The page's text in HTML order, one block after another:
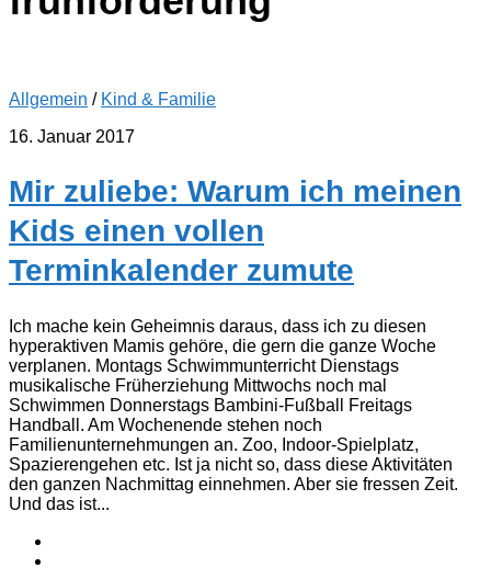
Allgemein / Kind & Familie
16. Januar 2017
Mir zuliebe: Warum ich meinen
Kids einen vollen
Terminkalender zumute
Ich mache kein Geheimnis daraus, dass ich zu diesen
hyperaktiven Mamis gehöre, die gern die ganze Woche
verplanen. Montags Schwimmunterricht Dienstags
musikalische Früherziehung Mittwochs noch mal
Schwimmen Donnerstags Bambini-Fußball Freitags
Handball. Am Wochenende stehen noch
Familienunternehmungen an. Zoo, Indoor-Spielplatz,
Spazierengehen etc. Ist ja nicht so, dass diese Aktivitäten
den ganzen Nachmittag einnehmen. Aber sie fressen Zeit.
Und das ist...